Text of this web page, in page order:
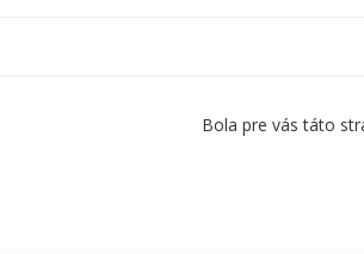
Bola pre vás táto